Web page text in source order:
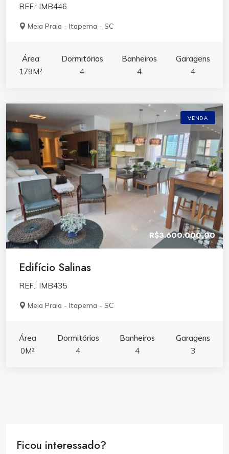
REF.: IMB446
Meia Praia - Itapema - SC
Área
179M²
Dormitórios
4
Banheiros
4
Garagens
4
VENDA
R$3.600.000,00
Edifício Salinas
REF.: IMB435
Meia Praia - Itapema - SC
Área
0M²
Dormitórios
4
Banheiros
4
Garagens
3
Ficou interessado?